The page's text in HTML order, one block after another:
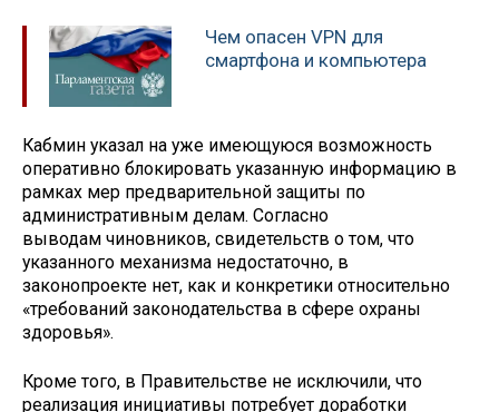
Чем опасен VPN для
смартфона и компьютера
Кабмин указал на уже имеющуюся возможность
оперативно блокировать указанную информацию в
рамках мер предварительной защиты по
административным делам. Согласно
выводам чиновников, свидетельств о том, что
указанного механизма недостаточно, в
законопроекте нет, как и конкретики относительно
«требований законодательства в сфере охраны
здоровья».
Кроме того, в Правительстве не исключили, что
реализация инициативы потребует доработки